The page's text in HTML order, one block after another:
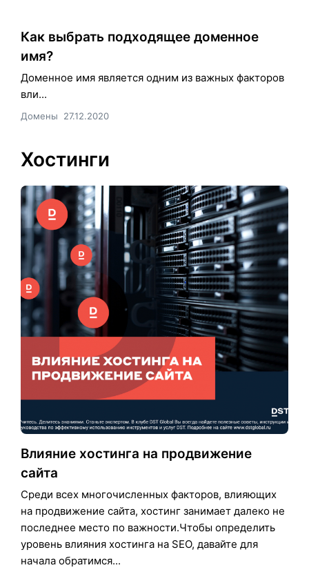
Как выбрать подходящее доменное
имя?
Доменное имя является одним из важных факторов
вли...
Домены 27.12.2020
Хостинги
Влияние хостинга на продвижение
сайта
Среди всех многочисленных факторов, влияющих
на продвижение сайта, хостинг занимает далеко не
последнее место по важности.Чтобы определить
уровень влияния хостинга на SEO, давайте для
начала обратимся...